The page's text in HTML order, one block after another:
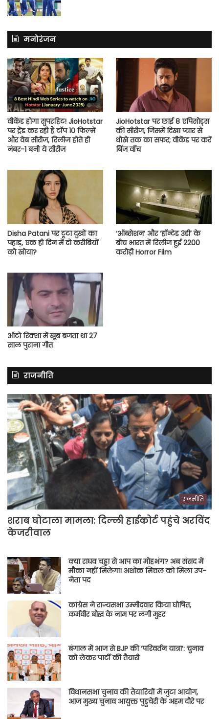
मनोरंजन
वीकेंड होगा सुपरहिट! JioHotstar
पर ट्रेंड कर रही हैं टॉप 10 फिल्में
और वेब सीरीज, रिलीज होते ही
नंबर-1 बनी ये सीरीज
JioHotstar पर छाई 8 एपिसोड्स
की सीरीज, जिसमें दिखा प्यार से
धोखे तक का सफर; वीकेंड पर करें
बिंज वॉच
Disha Patani पर टूटा दुखों का
पहाड़, एक ही दिन में दो करीबियों
को खोया?
‘ऑब्सेशन’ और ‘हॉन्टेड 3डी’ के
बीच भारत में रिलीज हुई 2200
करोड़ी Horror Film
ऑटो रिक्शा में खूब बजता था 27
साल पुराना गीत
राजनीति
राजनीति
शराब घोटाला मामला: दिल्ली हाईकोर्ट पहुंचे अरविंद
केजरीवाल
क्या राघव चड्ढा से आप का मोहभंग? अब संसद में
मौका नहीं मिलेगा! अशोक मित्तल को मिला उप-
नेता पद
कांग्रेस ने राज्यसभा उम्मीदवार किया घोषित,
कर्मवीर बौद्ध के नाम पर लगी मुहर
बंगाल में आज से BJP की ‘परिवर्तन यात्रा’: चुनाव
को लेकर पार्टी की तैयारी
विधानसभा चुनाव की तैयारियों में जुटा आयोग,
आज मुख्य चुनाव आयुक्त पुडुचेरी के अहम दौरे पर